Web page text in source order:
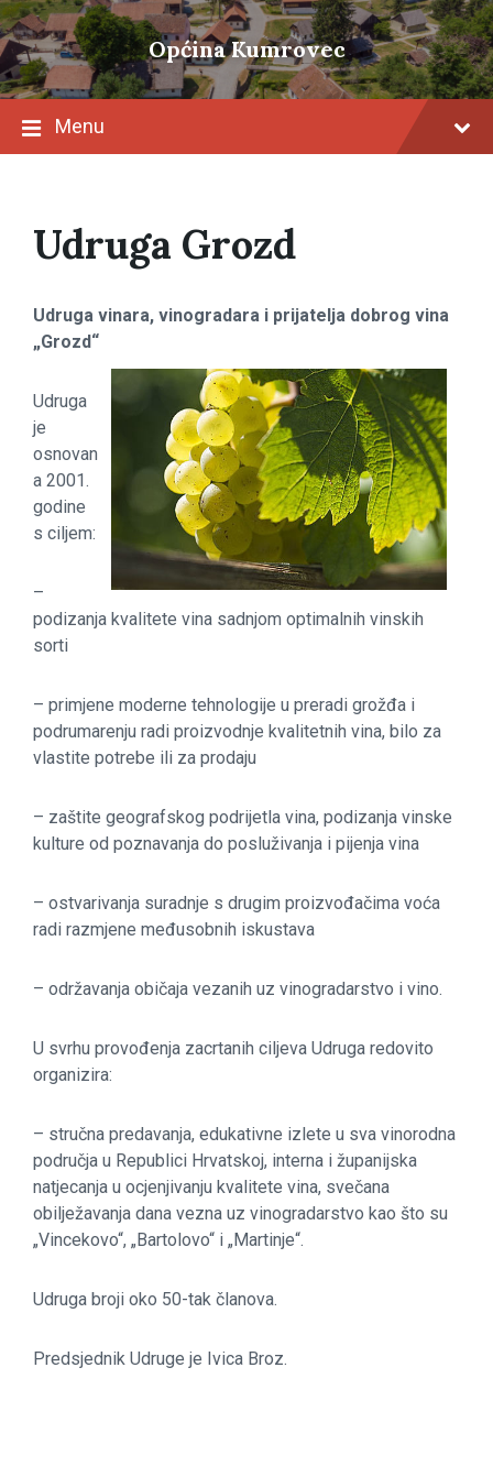
Skip
to
content
Skip
to
main
navigation
Skip
to
footer
Općina Kumrovec
Menu
Udruga Grozd
Udruga vinara, vinogradara i prijatelja dobrog vina
„Grozd“
Udruga
je
osnovan
a 2001.
godine
s ciljem:
–
podizanja kvalitete vina sadnjom optimalnih vinskih
sorti
– primjene moderne tehnologije u preradi grožđa i
podrumarenju radi proizvodnje kvalitetnih vina, bilo za
vlastite potrebe ili za prodaju
– zaštite geografskog podrijetla vina, podizanja vinske
kulture od poznavanja do posluživanja i pijenja vina
– ostvarivanja suradnje s drugim proizvođačima voća
radi razmjene međusobnih iskustava
– održavanja običaja vezanih uz vinogradarstvo i vino.
U svrhu provođenja zacrtanih ciljeva Udruga redovito
organizira:
– stručna predavanja, edukativne izlete u sva vinorodna
područja u Republici Hrvatskoj, interna i županijska
natjecanja u ocjenjivanju kvalitete vina, svečana
obilježavanja dana vezna uz vinogradarstvo kao što su
„Vincekovo“, „Bartolovo“ i „Martinje“.
Udruga broji oko 50-tak članova.
Predsjednik Udruge je Ivica Broz.